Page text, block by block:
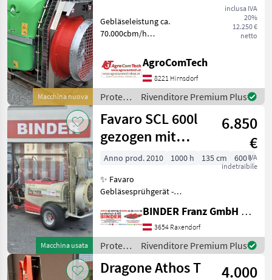
Macchina nuova
inclusa IVA
20%
12.250 €
netto
Gebläseleistung ca.
70.000cbm/h
Schrägstromgebläse 16
Messing Doppelkopfdüsen
mit Membrantropfstop
Getriebe mit 2 Geschwindig
AgroComTech
8221 Hirnsdorf
Protezione
piante /
Waibl
Rivenditore Premium Plus
Macchina usata
Favaro SCL 600l
gezogen mit
Radialgebläse
6.850
€
IVA
indetraibile
Anno prod. 2010 1000 h 135 cm
600 l
✨ Favaro
Gebläsesprühgerät -
600 gezogen ✔️ in
serienmäßiger Ausführung
✔️ Inhalt : 600 Liter ✔️
System HOLDER ✔️ mit
Radialgebläse ✔
BINDER Franz GmbH & CoKG
3654 Raxendorf
Protezione
piante /
Favaro
Rivenditore Premium Plus
Dragone Athos T
4.000